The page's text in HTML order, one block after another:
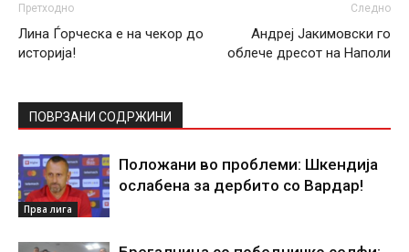
Претходно
Лина Ѓорческа е на чекор до
историја!
Следно
Андреј Јакимовски го
облече дресот на Наполи
ПОВРЗАНИ СОДРЖИНИ
Прва лига
Положани во проблеми: Шкендија
ослабена за дербито со Вардар!